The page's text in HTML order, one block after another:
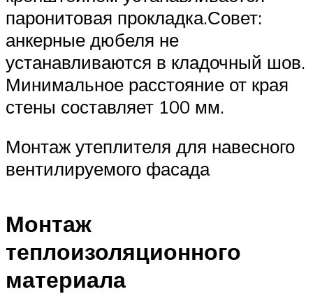
паронитовая прокладка.Совет:
анкерные дюбеля не
устанавливаются в кладочный шов.
Минимальное расстояние от края
стены составляет 100 мм.
Монтаж утеплителя для навесного
вентилируемого фасада
Монтаж
теплоизоляционного
материала